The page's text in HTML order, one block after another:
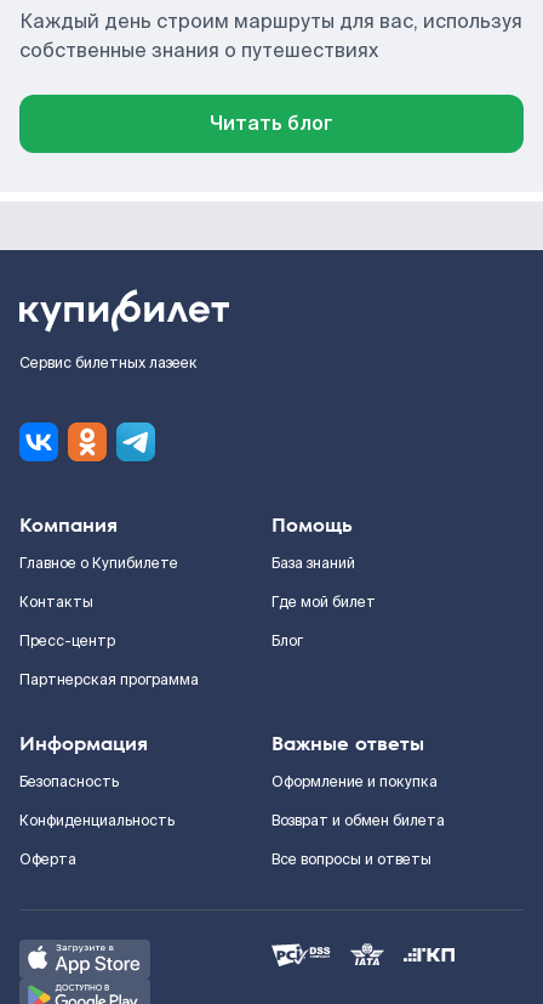
Каждый день строим маршруты для вас, используя
собственные знания о путешествиях
Читать блог
Сервис билетных лазеек
Компания
Главное о Купибилете
Контакты
Пресс-центр
Партнерская программа
Помощь
База знаний
Где мой билет
Блог
Информация
Безопасность
Конфиденциальность
Оферта
Важные ответы
Оформление и покупка
Возврат и обмен билета
Все вопросы и ответы